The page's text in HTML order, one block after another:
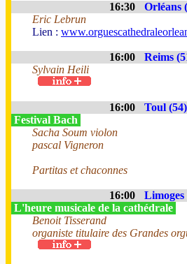
16:30 Orléans
Eric Lebrun
Lien :
16:00 Reims
Sylvain Heili
16:00 Toul
Festival Bach
Sacha Soum violon
pascal Vigneron
Partitas et chaconnes
16:00 Limoges
L'heure musicale de la cathédrale
Benoit Tisserand
organiste titulaire des Grandes